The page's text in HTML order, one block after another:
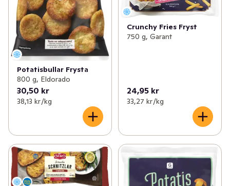
Potatisbullar Frysta
800 g, Eldorado
30,50 kr
38,13 kr /kg
Crunchy Fries Fryst
750 g, Garant
24,95 kr
33,27 kr /kg